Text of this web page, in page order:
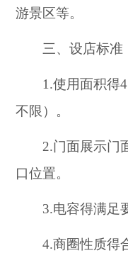
游景区等。
三、设店标准
1.使用面积得45
不限）。
2.门面展示门面
口位置。
3.电容得满足要
4.商圈性质得合